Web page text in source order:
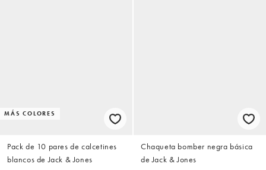
MÁS COLORES
Pack de 10 pares de calcetines
blancos de Jack & Jones
Chaqueta bomber negra básica
de Jack & Jones